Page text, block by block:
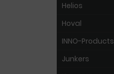
Helios
Hoval
INNO-Products
Junkers